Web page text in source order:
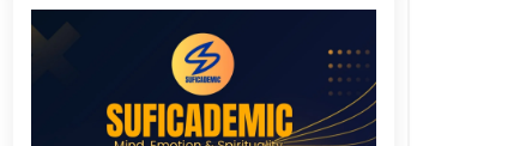
“One Piece”, Cara Barat Mengejar
2 months ago